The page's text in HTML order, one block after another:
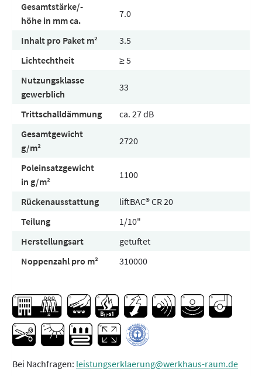
Gesamtstärke/-
höhe in mm ca.
7.0
Inhalt pro Paket m²
3.5
Lichtechtheit
≥ 5
Nutzungsklasse
gewerblich
33
Trittschalldämmung
ca. 27 dB
Gesamtgewicht
g/m²
2720
Poleinsatzgewicht
in g/m²
1100
Rückenausstattung
liftBAC® CR 20
Teilung
1/10"
Herstellungsart
getuftet
Noppenzahl pro m²
310000
Bei Nachfragen: leistungserklaerung@werkhaus-raum.de